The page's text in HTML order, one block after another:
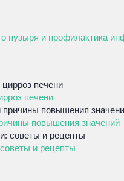
пузыря и профилактика
печени
повышения значений
и рецепты